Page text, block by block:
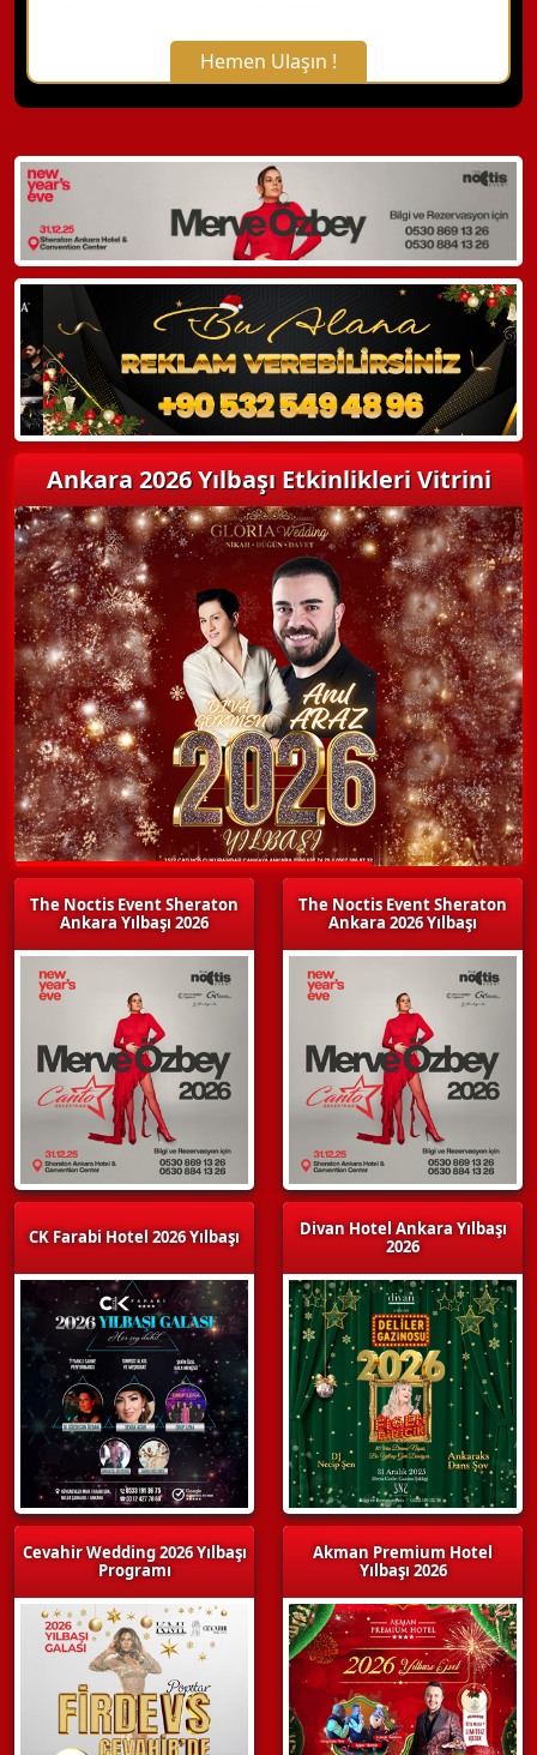
Hemen Ulaşın !
X Kapat
WhatsApp ile Bilgi Alın
Hemen Arayın
Detaylı Bilgi Alın
Ankara 2026 Yılbaşı Etkinlikleri Vitrini
The Noctis Event Sheraton
Ankara Yılbaşı 2026
CK Farabi Hotel 2026 Yılbaşı
Cevahir Wedding 2026 Yılbaşı
Programı
The Noctis Event Sheraton
Ankara 2026 Yılbaşı
Divan Hotel Ankara Yılbaşı
2026
Akman Premium Hotel
Yılbaşı 2026